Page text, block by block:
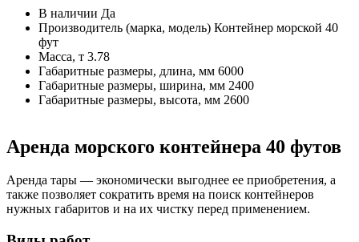
В наличии Да
Производитель (марка, модель) Контейнер морской 40
фут
Масса, т 3.78
Габаритные размеры, длина, мм 6000
Габаритные размеры, ширина, мм 2400
Габаритные размеры, высота, мм 2600
Аренда морского контейнера 40 футов
Аренда тары — экономически выгоднее ее приобретения, а
также позволяет сократить время на поиск контейнеров
нужных габаритов и на их чистку перед применением.